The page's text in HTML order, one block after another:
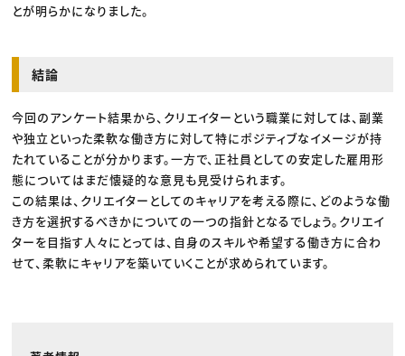
とが明らかになりました。
結論
今回のアンケート結果から、クリエイターという職業に対しては、副業
や独立といった柔軟な働き方に対して特にポジティブなイメージが持
たれていることが分かります。一方で、正社員としての安定した雇用形
態についてはまだ懐疑的な意見も見受けられます。
この結果は、クリエイターとしてのキャリアを考える際に、どのような働
き方を選択するべきかについての一つの指針となるでしょう。クリエイ
ターを目指す人々にとっては、自身のスキルや希望する働き方に合わ
せて、柔軟にキャリアを築いていくことが求められています。